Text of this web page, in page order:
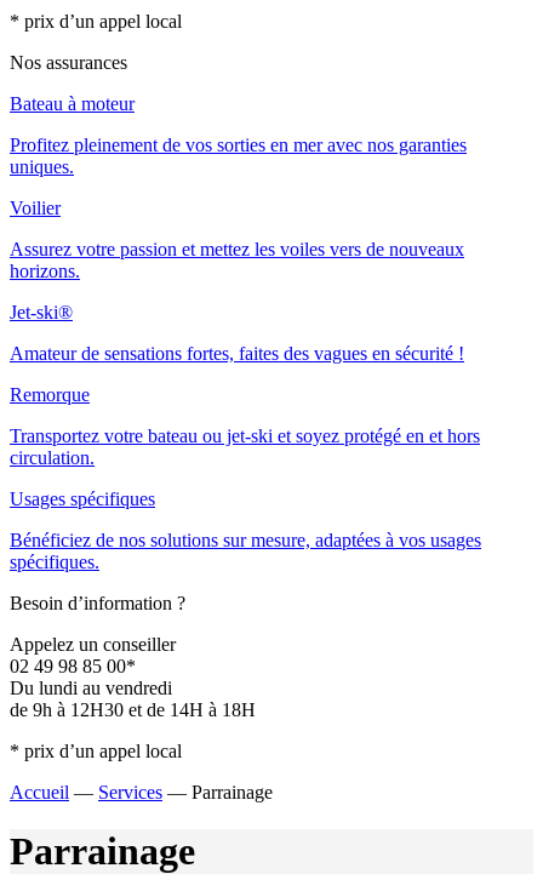
* prix d’un appel local
Nos assurances
Bateau à moteur
Profitez pleinement de vos sorties en mer avec nos garanties
uniques.
Voilier
Assurez votre passion et mettez les voiles vers de nouveaux
horizons.
Jet-ski®
Amateur de sensations fortes, faites des vagues en sécurité !
Remorque
Transportez votre bateau ou jet-ski et soyez protégé en et hors
circulation.
Usages spécifiques
Bénéficiez de nos solutions sur mesure, adaptées à vos usages
spécifiques.
Besoin d’information ?
Appelez un conseiller
02 49 98 85 00*
Du lundi au vendredi
de 9h à 12H30 et de 14H à 18H
* prix d’un appel local
Accueil — Services — Parrainage
Parrainage